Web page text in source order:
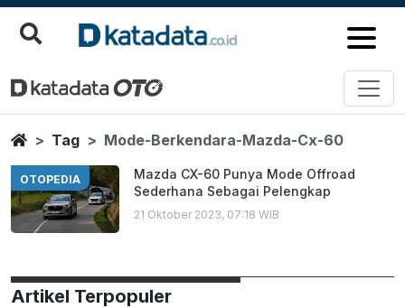
Mode Berkendara Mazda Cx 60
Berita Terbaru
HomeTag Mode-Berkendara-Mazda-Cx-60
OTOPEDIA
Mazda CX-60 Punya Mode Offroad
Sederhana Sebagai Pelengkap
21 Oktober 2023, 07:18 WIB
Artikel Terpopuler